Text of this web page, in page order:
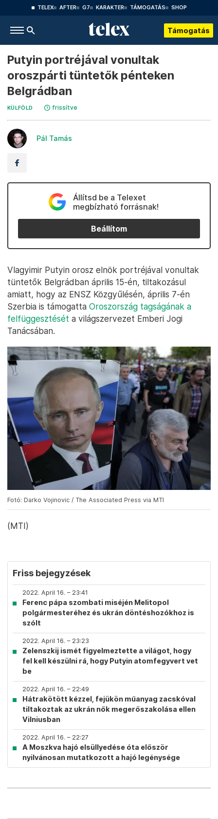
TELEX AFTER G7 KARAKTER TÁMOGATÁS SHOP
Támogatás
Putyin portréjával vonultak
oroszpárti tüntetők pénteken
Belgrádban
KÜLFÖLD frissítve
Pál Tamás
Állítsd be a Telexet
megbízható forrásnak!
Beállítom
Vlagyimir Putyin orosz elnök portréjával vonultak
tüntetők Belgrádban április 15-én, tiltakozásul
amiatt, hogy az ENSZ Közgyűlésén, április 7-én
Szerbia is támogatta Oroszország tagságának a
felfüggesztését a világszervezet Emberi Jogi
Tanácsában.
Fotó: Darko Vojinovic / The Associated Press via MTI
(MTI)
Friss bejegyzések
2022. April 16. – 23:41
Ferenc pápa szombati miséjén Melitopol
polgármesteréhez és ukrán döntéshozókhoz is
szólt
2022. April 16. – 23:23
Zelenszkij ismét figyelmeztette a világot, hogy
fel kell készülni rá, hogy Putyin atomfegyvert vet
be
2022. April 16. – 22:49
Hátrakötött kézzel, fejükön műanyag zacskóval
tiltakoztak az ukrán nők megerőszakolása ellen
Vilniusban
2022. April 16. – 22:27
A Moszkva hajó elsüllyedése óta először
nyilvánosan mutatkozott a hajó legénysége